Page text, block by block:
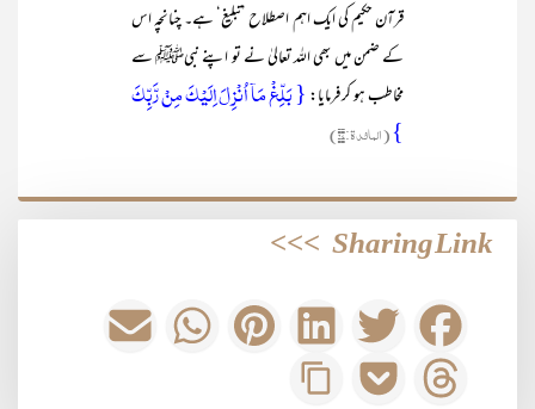
قرآن حکیم کی ایک اہم اصطلاح ’تبلیغ‘ ہے۔ چنانچہ اس
کے ضمن میں بھی اللہ تعالیٰ نے تو اپنے نبیﷺ سے
مخاطب ہو کر فرمایا:{ بَلِّغۡ مَاۤ اُنۡزِلَ اِلَیۡکَ مِنۡ رَّبِّکَ
}(المائدۃ:۶۷)
Sharing Link
>>>